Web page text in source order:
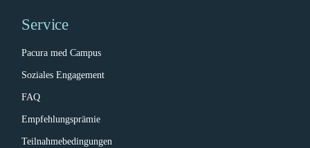
Service
Pacura med Campus
Soziales Engagement
FAQ
Empfehlungsprämie
Teilnahmebedingungen